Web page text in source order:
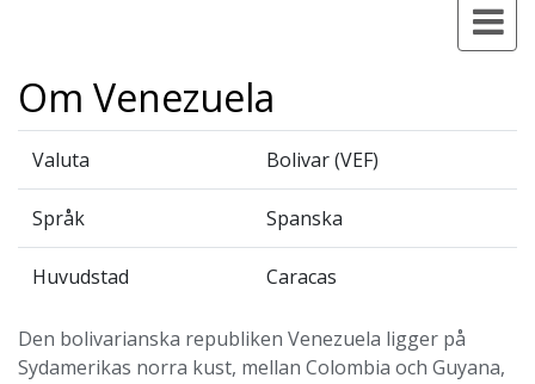
Om Venezuela
Valuta Bolivar (VEF)
Språk Spanska
Huvudstad Caracas
Den bolivarianska republiken Venezuela ligger på
Sydamerikas norra kust, mellan Colombia och Guyana,